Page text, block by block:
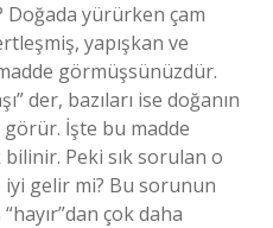
Doğada yürürken çam
yapışkan ve
görmüşsünüzdür.
der, bazıları ise doğanın
İşte bu madde
Peki sık sorulan o
gelir mi? Bu sorunun
çok daha